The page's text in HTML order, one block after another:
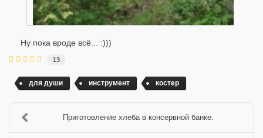
Ну пока вроде всё... :)))
13
для души инструмент костер
Приготовление хлеба в консервной банке.